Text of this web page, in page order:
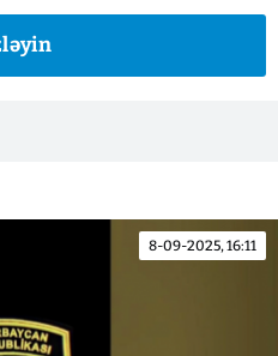
8-09-2025, 16:11